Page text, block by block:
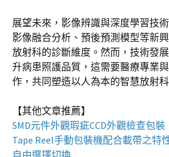
展望未來，影像辨識與深度學習技
影像融合分析、預後預測模型等新
放射科的診斷維度。然而，技術發
升病患照護品質，這需要醫療專業
作，共同塑造以人為本的智慧放射科
【其他文章推薦】
SMD元件外觀瑕疵CCD外觀檢查包裝
Tape Reel手動包裝機配合載帶之特
自由選擇切換